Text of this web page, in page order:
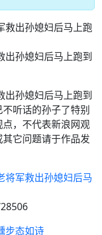
出孙媳妇后马上跑到
出孙媳妇后马上跑到
听话的孙子了特别
，不代表新浪网观
它问题请于作品发
将军救出孙媳妇后马
步态如诗